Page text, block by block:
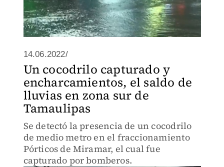
14.06.2022/
Un cocodrilo capturado y
encharcamientos, el saldo de
lluvias en zona sur de
Tamaulipas
Se detectó la presencia de un cocodrilo
de medio metro en el fraccionamiento
Pórticos de Miramar, el cual fue
capturado por bomberos.